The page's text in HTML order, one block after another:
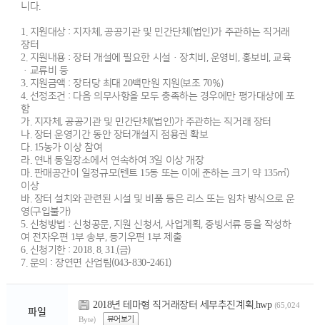
니다.
1. 지원대상 : 지자체, 공공기관 및 민간단체(법인)가 주관하는 직거래
장터
2. 지원내용 : 장터 개설에 필요한 시설·장치비, 운영비, 홍보비, 교육
·교류비 등
3. 지원금액 : 장터당 최대 20백만원 지원(보조 70%)
4. 선정조건 : 다음 의무사항을 모두 충족하는 경우에만 평가대상에 포
함
가. 지자체, 공공기관 및 민간단체(법인)가 주관하는 직거래 장터
나. 장터 운영기간 동안 장터개설지 점용권 확보
다. 15농가 이상 참여
라. 연내 동일장소에서 연속하여 3일 이상 개장
마. 판매공간이 일정규모(텐트 15동 또는 이에 준하는 크기 약 135㎡)
이상
바. 장터 설치와 관련된 시설 및 비품 등은 리스 또는 임차 방식으로 운
영(구입불가)
5. 신청방법 : 신청공문, 지원 신청서, 사업계획, 증빙서류 등을 작성하
여 전자우편 1부 송부, 등기우편 1부 제출
6. 신청기한 : 2018. 8. 31.(금)
7. 문의 : 장연면 산업팀(043-830-2461)
파일
2018년 테마형 직거래장터 세부추진계획.hwp (65,024
Byte)
뷰어보기